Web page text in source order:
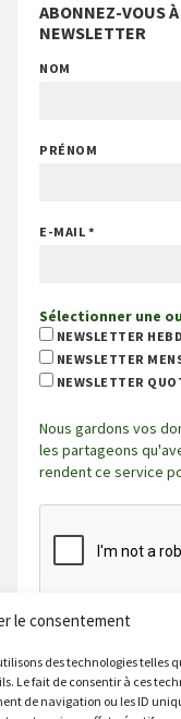
le consentement
des technologies telles
Le fait de consentir à ces
de navigation ou les ID
ABONNEZ-VOUS
NEWSLETTER
NOM
PRÉNOM
E-MAIL *
Sélectionner une
NEWSLETTER
NEWSLETTER
NEWSLETTER
Nous gardons vos
les partageons
rendent ce service